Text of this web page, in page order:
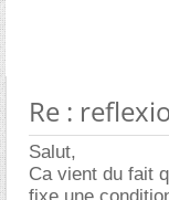
Re :
Salut,
Ca vient du fait